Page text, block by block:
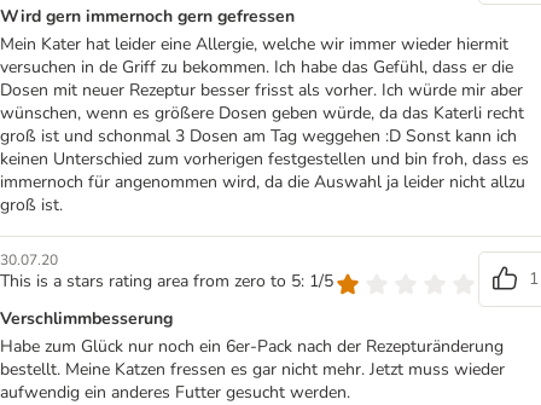
Wird gern immernoch gern gefressen
Mein Kater hat leider eine Allergie, welche wir immer wieder hiermit
versuchen in de Griff zu bekommen. Ich habe das Gefühl, dass er die
Dosen mit neuer Rezeptur besser frisst als vorher. Ich würde mir aber
wünschen, wenn es größere Dosen geben würde, da das Katerli recht
groß ist und schonmal 3 Dosen am Tag weggehen :D Sonst kann ich
keinen Unterschied zum vorherigen festgestellen und bin froh, dass es
immernoch für angenommen wird, da die Auswahl ja leider nicht allzu
groß ist.
30.07.20
This is a stars rating area from zero to 5: 1/5
1
Verschlimmbesserung
Habe zum Glück nur noch ein 6er-Pack nach der Rezepturänderung
bestellt. Meine Katzen fressen es gar nicht mehr. Jetzt muss wieder
aufwendig ein anderes Futter gesucht werden.